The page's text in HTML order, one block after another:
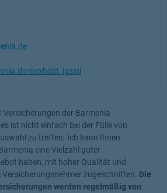
Versicherungen der Barmenia
ist nicht einfach bei der Fülle von
zu treffen. Ich kann Ihnen
eine Vielzahl guter
haben, mit hoher Qualität und
zugeschnitten. Die
werden regelmäßig von
nexhdet_jasiqi